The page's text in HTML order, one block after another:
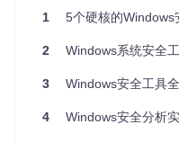
内核回调劫持：篡改系
恶意驱动加载：通过签
统最高权限
内存篡改：直接修改内
1.3 系统资源滥用与后门
1 5个硬核的Windows安
2 Windows系统安全
3 Windows安全工具
4 Windows安全分析实战